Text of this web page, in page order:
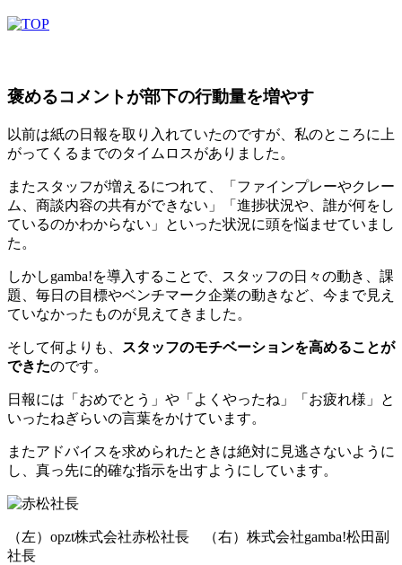
褒めるコメントが部下の行動量を増やす
以前は紙の日報を取り入れていたのですが、私のところに上
がってくるまでのタイムロスがありました。
またスタッフが増えるにつれて、「ファインプレーやクレー
ム、商談内容の共有ができない」「進捗状況や、誰が何をし
ているのかわからない」といった状況に頭を悩ませていまし
た。
しかしgamba!を導入することで、スタッフの日々の動き、課
題、毎日の目標やベンチマーク企業の動きなど、今まで見え
ていなかったものが見えてきました。
そして何よりも、
スタッフのモチベーションを高めることが
できたのです。
日報には「おめでとう」や「よくやったね」「お疲れ様」と
いったねぎらいの言葉をかけています。
またアドバイスを求められたときは絶対に見逃さないように
し、真っ先に的確な指示を出すようにしています。
（左）opzt株式会社赤松社長 （右）株式会社gamba!松田副
社長